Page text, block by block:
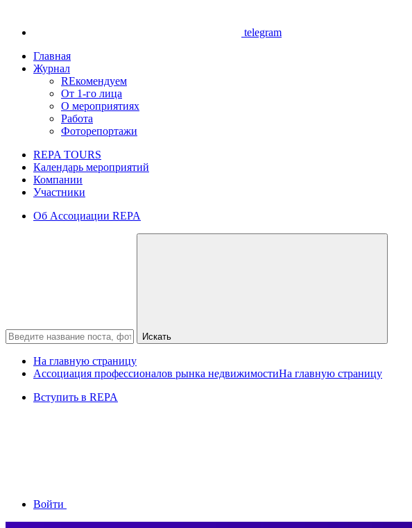
telegram
Главная
Журнал
REкомендуем
От 1-го лица
О мероприятиях
Работа
Фоторепортажи
REPA TOURS
Календарь мероприятий
Компании
Участники
Об Ассоциации REPA
Искать
На главную страницу
Ассоциация профессионалов рынка недвижимостиНа главную страницу
Вступить в REPA
Войти